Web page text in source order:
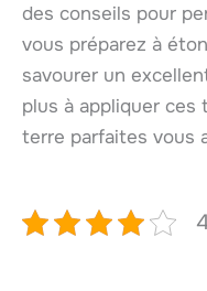
des conseils pour
vous préparez à
savourer un
plus à appliquer ces
terre parfaites vous